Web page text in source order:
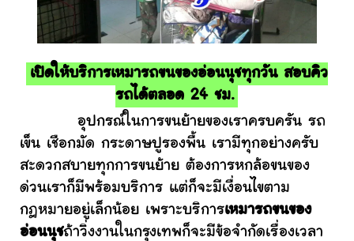
เปิดให้บริการเหมารถขนของอ่อนนุชทุกวัน สอบคิว
รถได้ตลอด 24 ชม.
อุปกรณ์ในการขนย้ายของเราครบครัน รถ
เข็น เชือกมัด กระดาษปูรองพื้น เรามีทุกอย่างครับ
สะดวกสบายทุกการขนย้าย ต้องการหกล้อขนของ
ด่วนเราก็มีพร้อมบริการ แต่ก็จะมีเงื่อนไขตาม
กฎหมายอยู่เล็กน้อย เพราะบริการเหมารถขนของ
อ่อนนุชถ้าวิ่งงานในกรุงเทพก็จะมีข้อจำกัดเรื่องเวลา